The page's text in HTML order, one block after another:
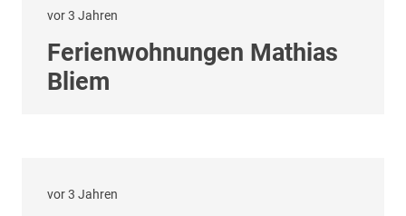
vor 3 Jahren
Ferienwohnungen Mathias
Bliem
vor 3 Jahren